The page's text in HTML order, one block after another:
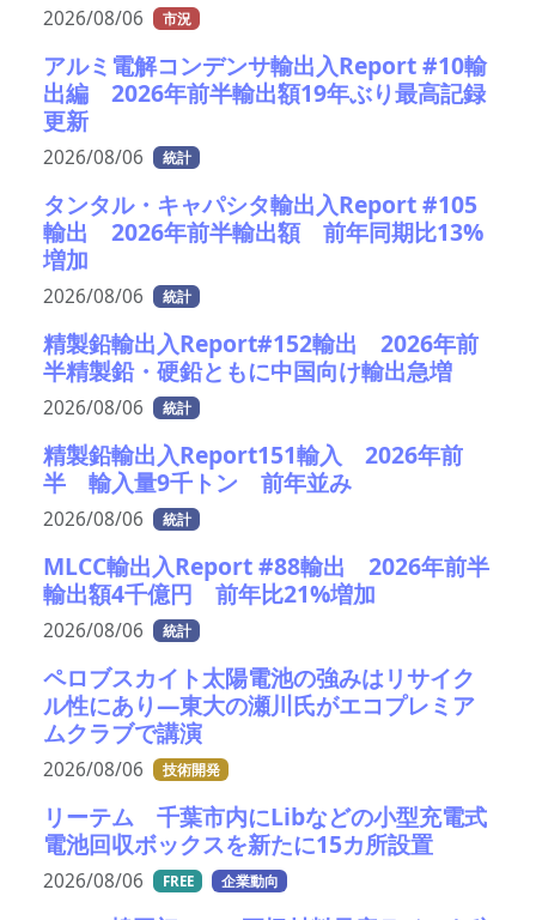
2026/08/06 市況
アルミ電解コンデンサ輸出入Report #10輸
出編 2026年前半輸出額19年ぶり最高記録
更新
2026/08/06 統計
タンタル・キャパシタ輸出入Report #105
輸出 2026年前半輸出額 前年同期比13%
増加
2026/08/06 統計
精製鉛輸出入Report#152輸出 2026年前
半精製鉛・硬鉛ともに中国向け輸出急増
2026/08/06 統計
精製鉛輸出入Report151輸入 2026年前
半 輸入量9千トン 前年並み
2026/08/06 統計
MLCC輸出入Report #88輸出 2026年前半
輸出額4千億円 前年比21%増加
2026/08/06 統計
ペロブスカイト太陽電池の強みはリサイク
ル性にあり―東大の瀬川氏がエコプレミア
ムクラブで講演
2026/08/06 技術開発
リーテム 千葉市内にLibなどの小型充電式
電池回収ボックスを新たに15カ所設置
2026/08/06 FREE 企業動向